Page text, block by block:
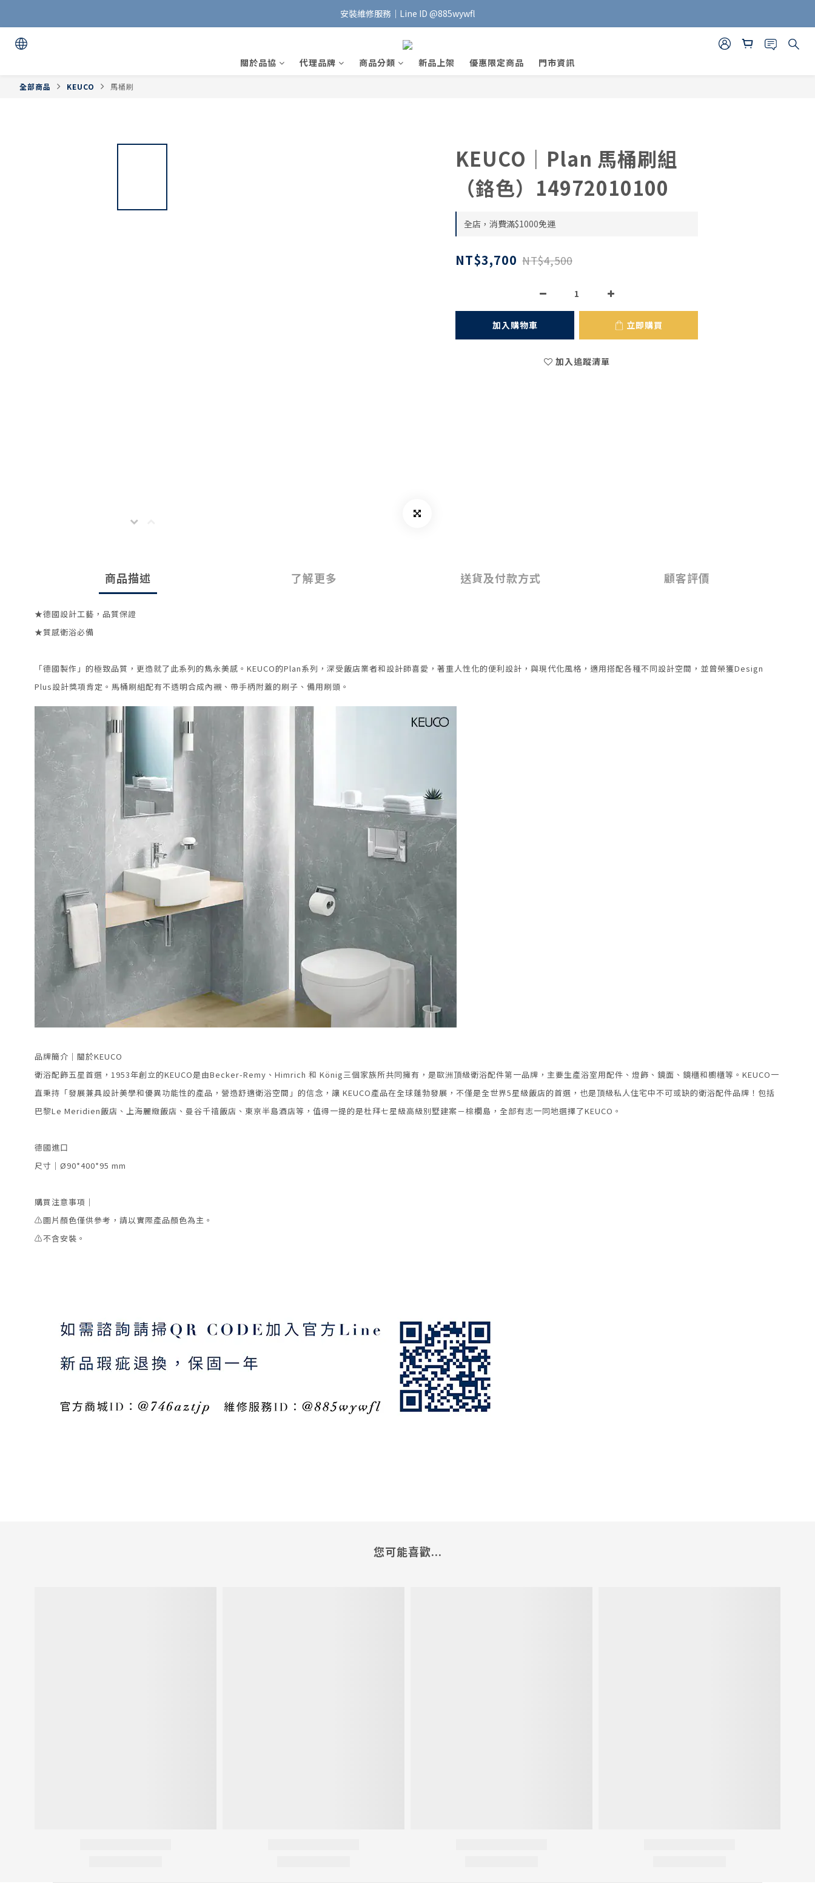
加入會員｜即享$100元購物金🛍️
安裝維修服務｜Line ID @885wywfl
好友募集中｜官方Line ID @746aztjp
加入會員｜即享$100元購物金🛍️
關於品協 代理品牌 商品分類 新品上架 優惠限定商品 門市資訊
全部商品 KEUCO 馬桶刷
KEUCO｜Plan 馬桶刷組
（鉻色）14972010100
全店，消費滿$1000免運
NT$3,700 NT$4,500
加入購物車 立即購買
加入追蹤清單
商品描述 了解更多 送貨及付款方式 顧客評價
★德國設計工藝， 品質保證
★質感衛浴必備
「德國製作」的極致品質，更造就了此系列的雋永美感。KEUCO的Plan系列，深受飯店業者和設計師喜愛，著重人性化的便利設計，與現代化風格，適用搭配各種不同設計空間，並曾榮獲Design
Plus設計獎項肯定。 馬桶刷組配有不透明合成內襯、帶手柄附蓋的刷子、備用刷頭。
品牌簡介｜關於KEUCO
衛浴配飾五星首選， 1953年創立的KEUCO是由Becker-Remy、Himrich 和 König三個家族所共同擁有， 是歐洲頂級衛浴配件第一品牌，主要生產浴室用配件、燈飾、鏡面、鏡櫃和櫥櫃等。 KEUCO一
直秉持「發展兼具設計美學和優異功能性的產品，營造舒適衛浴空間」的信念，讓 KEUCO產品在全球蓬勃發展，不僅是全世界5星級飯店的首選，也是頂級私人住宅中不可或缺的衛浴配件品牌！包括
巴黎Le Meridien飯店、上海麗緻飯店、曼谷千禧飯店、東京半島酒店等，值得一提的是杜拜七星級高級別墅建案－棕櫚島，全部有志一同地選擇了KEUCO。
德國進口
尺寸｜Ø90*400*95 mm
購買注意事項｜
⚠️圖片顏色僅供參考 ，請以實際產品顏色為主。
⚠️不含安裝。
您可能喜歡...